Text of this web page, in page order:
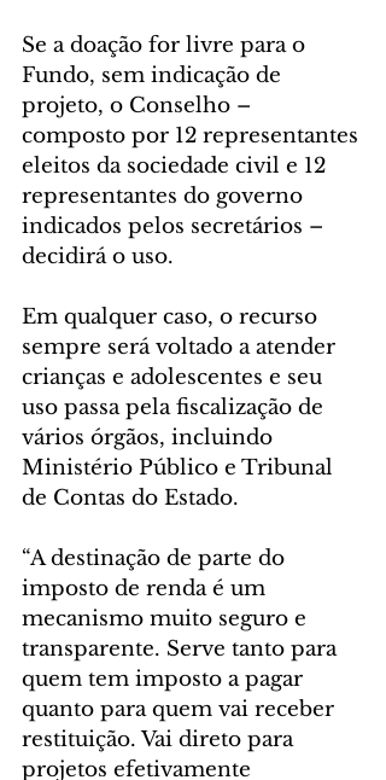
Se a doação for livre para o
Fundo, sem indicação de
projeto, o Conselho –
composto por 12 representantes
eleitos da sociedade civil e 12
representantes do governo
indicados pelos secretários –
decidirá o uso.
Em qualquer caso, o recurso
sempre será voltado a atender
crianças e adolescentes e seu
uso passa pela fiscalização de
vários órgãos, incluindo
Ministério Público e Tribunal
de Contas do Estado.
“A destinação de parte do
imposto de renda é um
mecanismo muito seguro e
transparente. Serve tanto para
quem tem imposto a pagar
quanto para quem vai receber
restituição. Vai direto para
projetos efetivamente